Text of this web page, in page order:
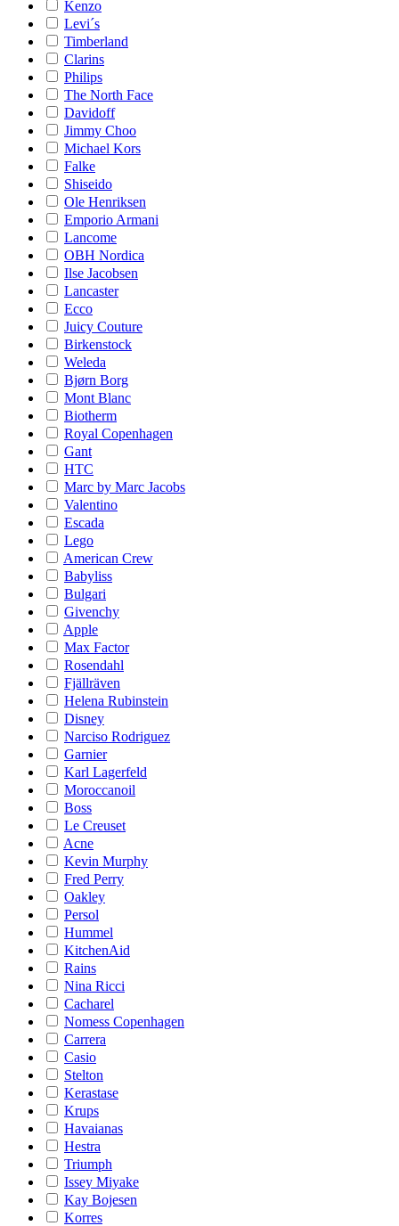
Kenzo
Levi´s
Timberland
Clarins
Philips
The North Face
Davidoff
Jimmy Choo
Michael Kors
Falke
Shiseido
Ole Henriksen
Emporio Armani
Lancome
OBH Nordica
Ilse Jacobsen
Lancaster
Ecco
Juicy Couture
Birkenstock
Weleda
Bjørn Borg
Mont Blanc
Biotherm
Royal Copenhagen
Gant
HTC
Marc by Marc Jacobs
Valentino
Escada
Lego
American Crew
Babyliss
Bulgari
Givenchy
Apple
Max Factor
Rosendahl
Fjällräven
Helena Rubinstein
Disney
Narciso Rodriguez
Garnier
Karl Lagerfeld
Moroccanoil
Boss
Le Creuset
Acne
Kevin Murphy
Fred Perry
Oakley
Persol
Hummel
KitchenAid
Rains
Nina Ricci
Cacharel
Nomess Copenhagen
Carrera
Casio
Stelton
Kerastase
Krups
Havaianas
Hestra
Triumph
Issey Miyake
Kay Bojesen
Korres